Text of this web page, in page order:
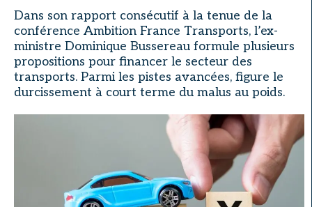
Dans son rapport consécutif à la tenue de la
conférence Ambition France Transports, l’ex-
ministre Dominique Bussereau formule plusieurs
propositions pour financer le secteur des
transports. Parmi les pistes avancées, figure le
durcissement à court terme du malus au poids.